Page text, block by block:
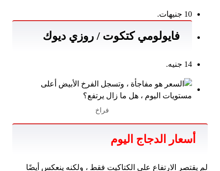
10 جنيهات.
فايولومي كتكوت / روزي ديوك
14 جنيه.
فراخ
أسعار الدجاج اليوم
لم يقتصر الارتفاع على الكتاكيت فقط ، ولكنه ينعكس أيضًا